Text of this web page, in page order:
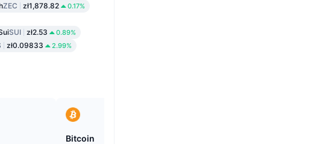
ZEC zł1,878.82 0.17%
SUI zł2.53 0.89%
zł0.09833 2.99%
Bitcoin